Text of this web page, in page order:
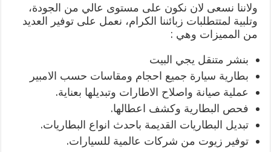
ولاننا نسعى لان نكون على مستوى عالي من الجودة،
وتلبية لمتتطلبات زبائننا الكرام، نعمل على توفير العديد
من المميزات وهي :
بنشر متنقل يجي البيت
بطارية سيارة جميع احجام ومقاسات حسب الامبير
عملية صيانة واصلاح الاطارات وتبديلها بعناية.
فحص البطارية وكشف اعطالها.
تبديل البطاريات القديمة باحدث انواع البطاريات.
توفير زيوت من شركات عالمية للسيارات.